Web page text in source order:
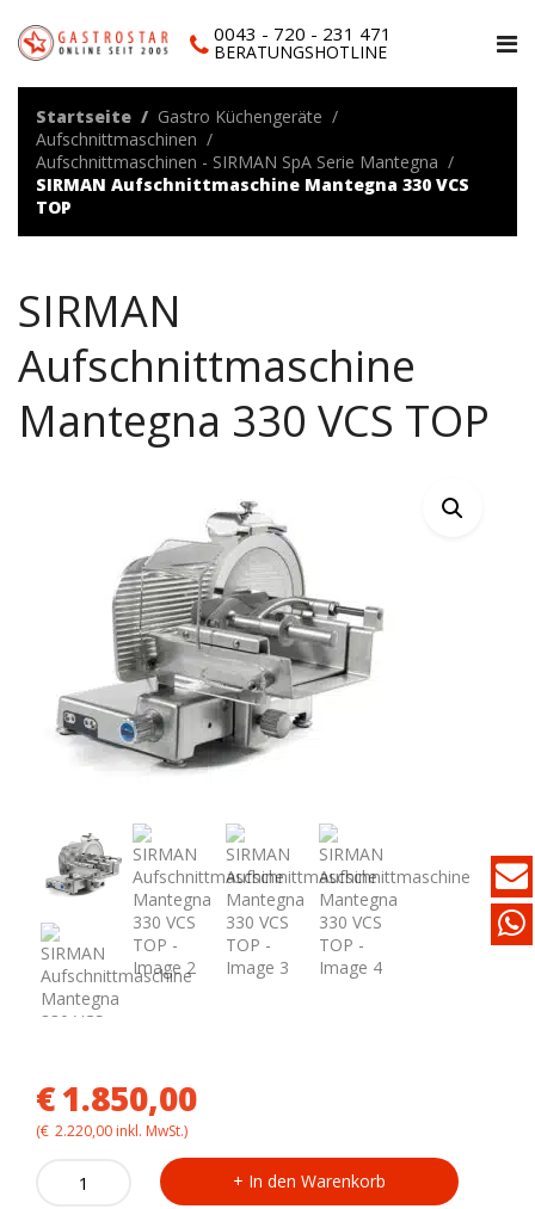
0043 - 720 - 231 471
BERATUNGSHOTLINE
Startseite
Gastro Küchengeräte
Aufschnittmaschinen
Aufschnittmaschinen - SIRMAN SpA Serie Mantegna
SIRMAN Aufschnittmaschine Mantegna 330 VCS
TOP
SIRMAN
Aufschnittmaschine
Mantegna 330 VCS TOP
€1.850,00
(€ 2.220,00 inkl. MwSt.)
Aufschnittmaschine
In den Warenkorb